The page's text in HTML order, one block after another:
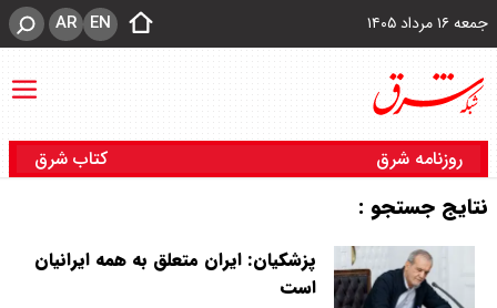
جمعه ۱۶ مرداد ۱۴۰۵ EN
AR
روزنامه شرق کتاب شرق
نتایج جستجو :
پزشکیان: ایران متعلق به همه ایرانیان
است